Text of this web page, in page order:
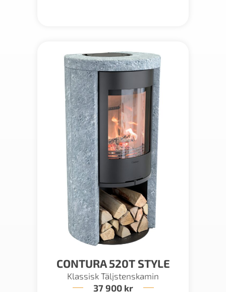
CONTURA 520T STYLE
Klassisk Täljstenskamin
37 900 kr